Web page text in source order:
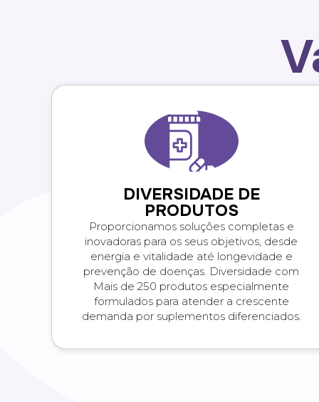
DIVERSIDADE DE
PRODUTOS
Proporcionamos soluções completas e
inovadoras para os seus objetivos, desde
energia e vitalidade até longevidade e
prevenção de doenças. Diversidade com
Mais de 250 produtos especialmente
formulados para atender a crescente
demanda por suplementos diferenciados.